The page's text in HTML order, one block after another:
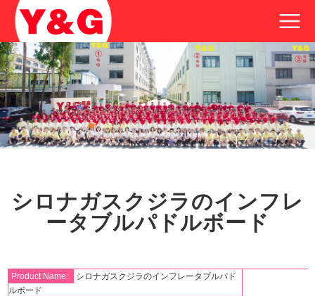
シロナガスクジラのインフレ
ータブルパドルボード
Product Name:
シロナガスクジラのインフレータブルパド
ルボード